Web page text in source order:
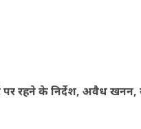
पर रहने के निर्देश, अवैध